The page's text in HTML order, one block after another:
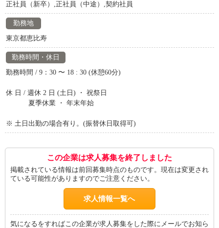
正社員（新卒）,正社員（中途）,契約社員
勤務地
東京都恵比寿
勤務時間・休日
勤務時間 / 9：30 〜 18 : 30 (休憩60分)
休 日 / 週休 2 日 (土日) ・ 祝祭日
夏季休業 ・ 年末年始
※ 土日出勤の場合有り。(振替休日取得可)
この企業は求人募集を終了しました
掲載されている情報は前回募集時点のものです。現在は変更され
ている可能性がありますのでご注意ください。
求人情報一覧へ
気になるをすればこの企業が求人募集をした際にメールでお知ら